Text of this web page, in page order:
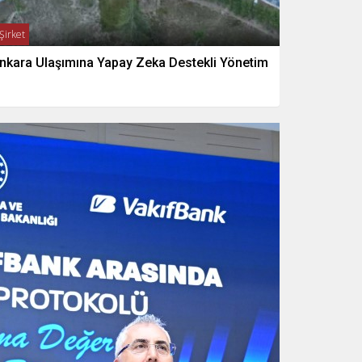
Şirket
Ulaşımına Yapay Zeka Destekli Yönetim